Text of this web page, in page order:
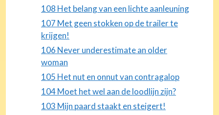
108 Het belang van een lichte aanleuning
107 Met geen stokken op de trailer te
krijgen!
106 Never underestimate an older
woman
105 Het nut en onnut van contragalop
104 Moet het wel aan de loodlijn zijn?
103 Mijn paard staakt en steigert!